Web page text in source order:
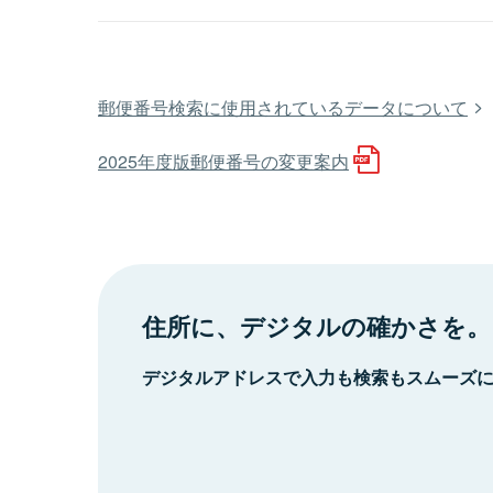
郵便番号検索に使用されているデータについて
2025年度版郵便番号の変更案内
住所に、デジタルの確かさを。
デジタルアドレスで入力も検索もスムーズ